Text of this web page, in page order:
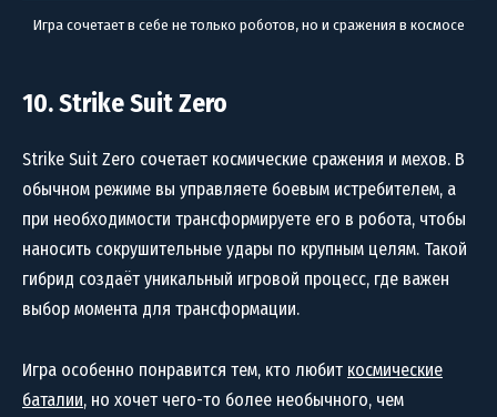
Игра сочетает в себе не только роботов, но и сражения в космосе
10. Strike Suit Zero
Strike Suit Zero сочетает космические сражения и мехов. В
обычном режиме вы управляете боевым истребителем, а
при необходимости трансформируете его в робота, чтобы
наносить сокрушительные удары по крупным целям. Такой
гибрид создаёт уникальный игровой процесс, где важен
выбор момента для трансформации.
Игра особенно понравится тем, кто любит космические
баталии, но хочет чего-то более необычного, чем